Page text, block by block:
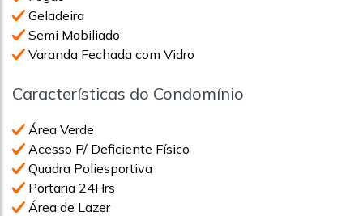
Geladeira
Semi Mobiliado
Varanda Fechada com Vidro
Características do Condomínio
Área Verde
Acesso P/ Deficiente Físico
Quadra Poliesportiva
Portaria 24Hrs
Área de Lazer